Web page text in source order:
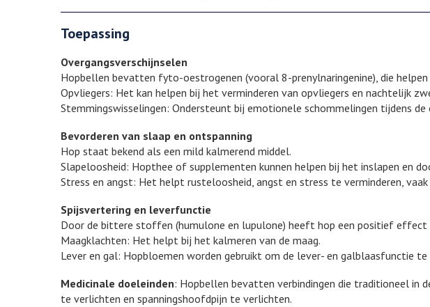
Toepassing
Overgangsverschijnselen
Hopbellen bevatten fyto-oestrogenen (vooral 8-prenylnaringenine), die
Opvliegers: Het kan helpen bij het verminderen van opvliegers en nachtelijk
Stemmingswisselingen: Ondersteunt bij emotionele schommelingen tijdens de
Bevorderen van slaap en ontspanning
Hop staat bekend als een mild kalmerend middel.
Slapeloosheid: Hopthee of supplementen kunnen helpen bij het inslapen en
Stress en angst: Het helpt rusteloosheid, angst en stress te verminderen,
Spijsvertering en leverfunctie
Door de bittere stoffen (humulone en lupulone) heeft hop een positief effect
Maagklachten: Het helpt bij het kalmeren van de maag.
Lever en gal: Hopbloemen worden gebruikt om de lever- en galblaasfunctie te
Medicinale doeleinden: Hopbellen bevatten verbindingen die traditioneel in
te verlichten en spanningshoofdpijn te verlichten.